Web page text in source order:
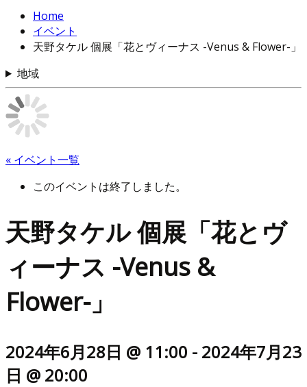
Home
イベント
天野タケル 個展「花とヴィーナス -Venus & Flower-」
地域
« イベント一覧
このイベントは終了しました。
天野タケル 個展「花とヴ
ィーナス -Venus &
Flower-」
2024年6月28日 @ 11:00 - 2024年7月23
日 @ 20:00